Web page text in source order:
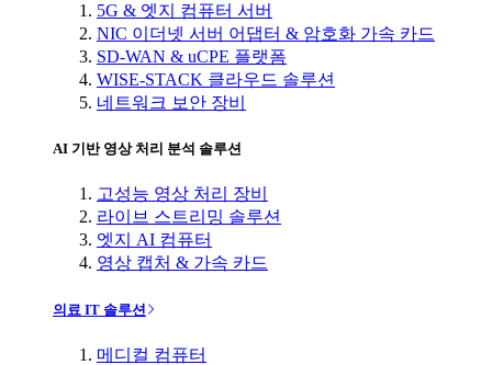
5G & 엣지 컴퓨터 서버
NIC 이더넷 서버 어댑터 & 암호화 가속 카드
SD-WAN & uCPE 플랫폼
WISE-STACK 클라우드 솔루션
네트워크 보안 장비
AI 기반 영상 처리 분석 솔루션
고성능 영상 처리 장비
라이브 스트리밍 솔루션
엣지 AI 컴퓨터
영상 캡처 & 가속 카드
의료 IT 솔루션
메디컬 컴퓨터